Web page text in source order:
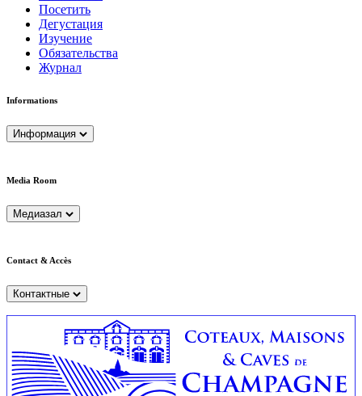
Посетить
Дегустация
Изучение
Обязательства
Журнал
Informations
Информация
Media Room
Медиазал
Contact & Accès
Контактные